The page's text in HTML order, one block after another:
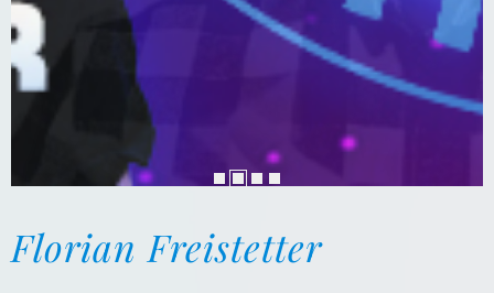
Florian Freistetter